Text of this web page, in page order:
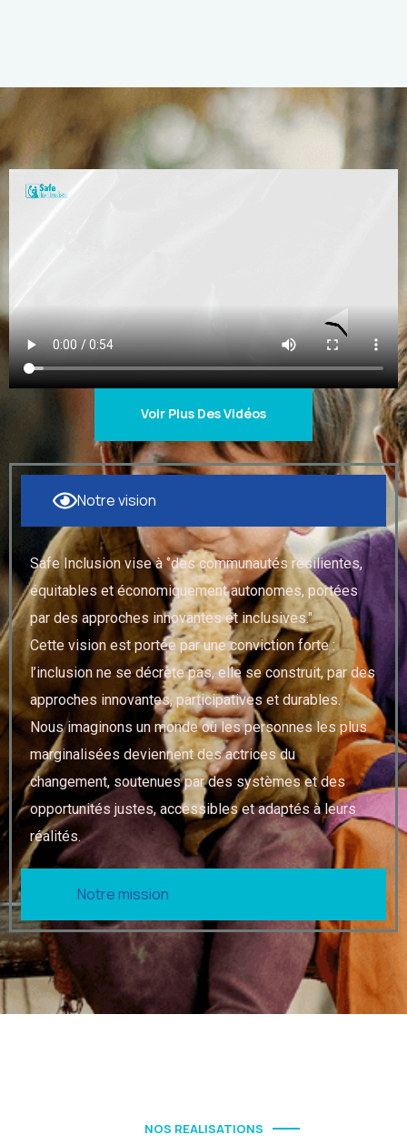
Voir Plus Des Vidéos
Notre vision
Notre mission
Safe Inclusion vise à ‘’des communautés résilientes,
équitables et économiquement autonomes, portées
par des approches innovantes et inclusives."
Cette vision est portée par une conviction forte :
l’inclusion ne se décrète pas, elle se construit, par des
approches innovantes, participatives et durables.
Nous imaginons un monde où les personnes les plus
marginalisées deviennent des actrices du
changement, soutenues par des systèmes et des
opportunités justes, accessibles et adaptés à leurs
réalités.
NOS REALISATIONS